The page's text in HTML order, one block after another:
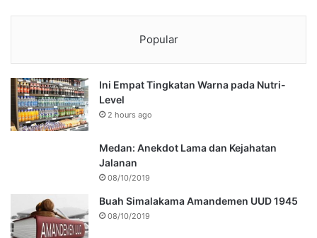
Popular
Ini Empat Tingkatan Warna pada Nutri-
Level
2 hours ago
Medan: Anekdot Lama dan Kejahatan
Jalanan
08/10/2019
Buah Simalakama Amandemen UUD 1945
08/10/2019